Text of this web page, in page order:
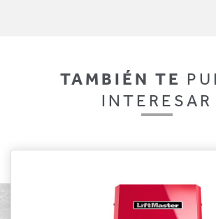
TAMBIÉN TE
INTERESAR